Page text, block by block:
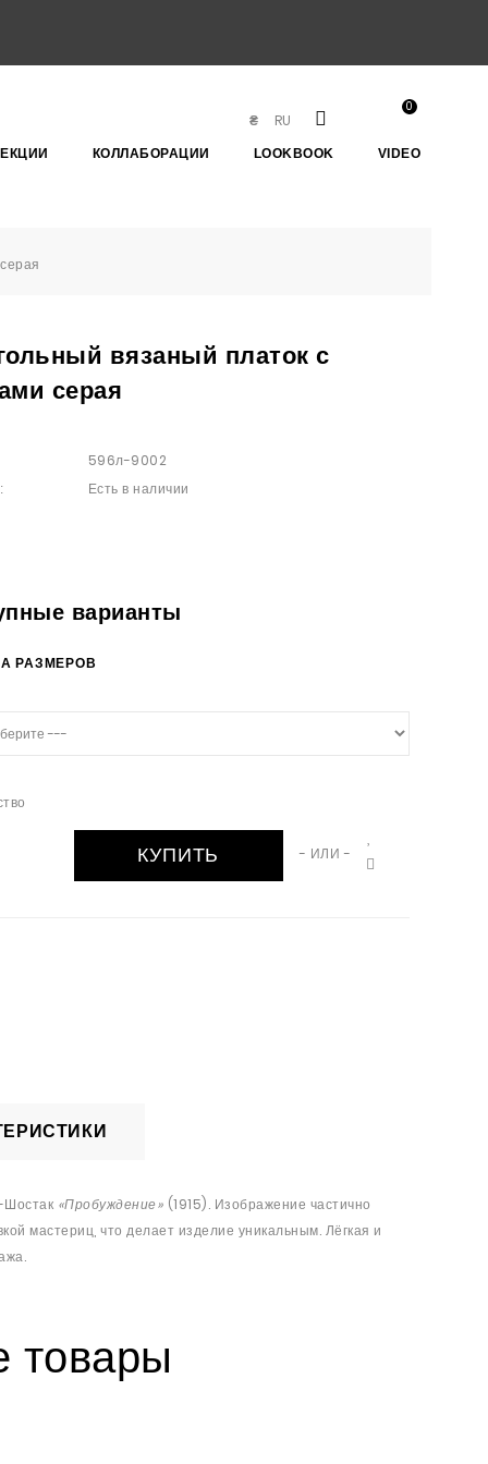
0
RU
₴
КОЛЛАБОРАЦИИ LOOKBOOK VIDEO
вязаный платок с
серая
596л-9002
Есть в наличии
варианты
РАЗМЕРОВ
КУПИТЬ - ИЛИ -
Шостак «Пробуждение» (1915). Изображение частично
мастериц, что делает изделие уникальным. Лёгкая и
товары